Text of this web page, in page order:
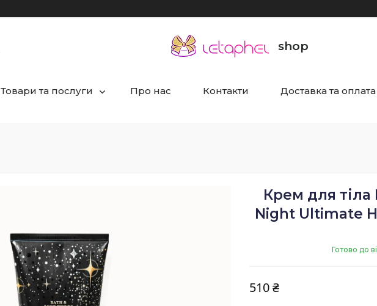
shop
Товари та послуги Про нас Контакти Доставка та оплата
Крем для
Night Ultimate
Готово до
510 ₴